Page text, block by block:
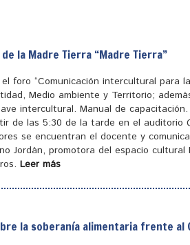
la Madre Tierra “Madre Tierra”
foro “Comunicación intercultural para
Medio ambiente y Territorio;
intercultural. Manual de
de las 5:30 de la tarde en el auditorio
se encuentran el docente y
Jordán, promotora del espacio
Leer más
la soberanía alimentaria frente al